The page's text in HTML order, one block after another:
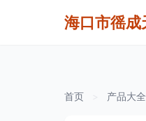
海口市徭成
首页 产品大全